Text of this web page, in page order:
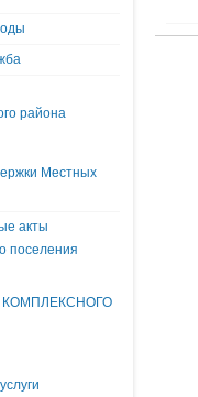
района
Местных
акты
поселения